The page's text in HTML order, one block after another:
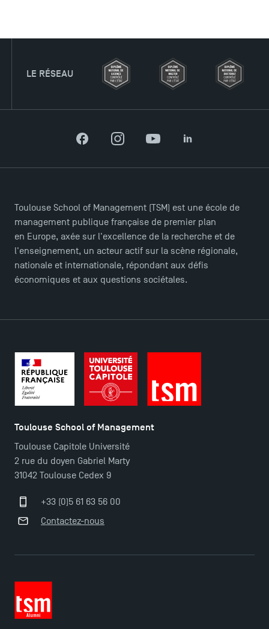
Ouverture des candidatures pour le Doctoral
Ouverture des candidatures en Master pour 2024-
2025
Trouvez votre Master pour l’année 2024-2025
2024-2025 à TSM !
Les Masters de TSM récompensés au classement
Eduniversal
Les meilleurs mémoires du M2 Comptabilité
récompensés
TSM obtient la prestigieuse accréditation EQUIS en
2023 !
Derniers jours pour candidater aux formations
Nouvelles formations à Toulouse School of
FacebookInstagramYouTubeLinkedIn
Toulouse School of Management (TSM) est une école de
management publique française de premier plan
en Europe, axée sur l'excellence de la recherche et de
l'enseignement, un acteur actif sur la scène régionale,
nationale et internationale, répondant aux défis
économiques et aux questions sociétales.
Toulouse School of Management
Toulouse Capitole Université
2 rue du doyen Gabriel Marty
31042 Toulouse Cedex 9
+33 (0)5 61 63 56 00
Contactez-nous